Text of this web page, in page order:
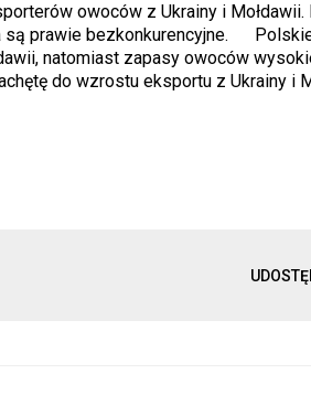
owoców z Ukrainy i Mołdawii.
są prawie bezkonkurencyjne.
natomiast zapasy owoców
do wzrostu eksportu z Ukrainy i